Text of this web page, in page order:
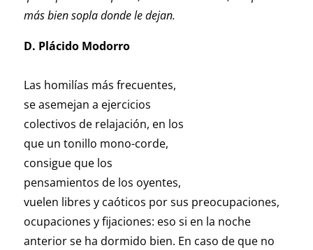
más bien sopla donde le dejan.
D. Plácido Modorro
Las homilías más frecuentes,
se asemejan a ejercicios
colectivos de relajación, en los
que un tonillo mono-corde,
consigue que los
pensamientos de los oyentes,
vuelen libres y caóticos por sus preocupaciones,
ocupaciones y fijaciones: eso si en la noche
anterior se ha dormido bien. En caso de que no